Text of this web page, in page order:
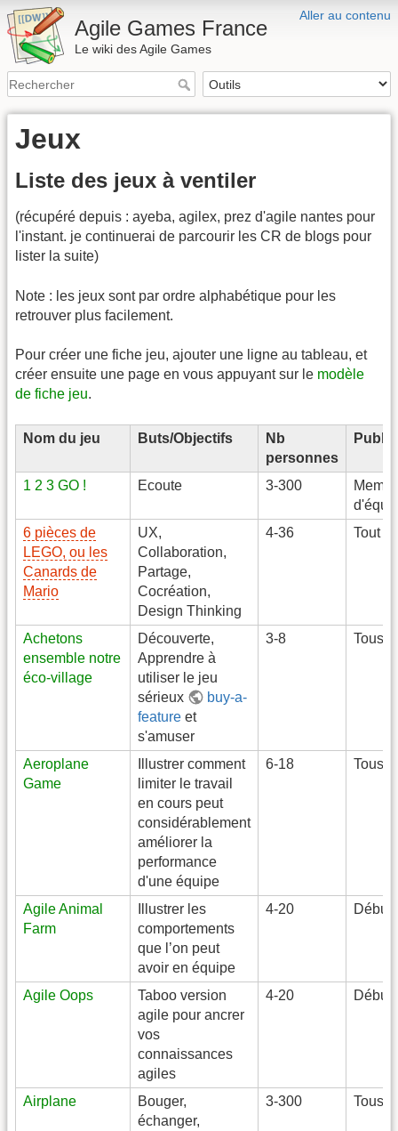
Aller au contenu
Agile Games France
Le wiki des Agile Games
Jeux
Liste des jeux à ventiler
(récupéré depuis : ayeba, agilex, prez d'agile nantes pour
l'instant. je continuerai de parcourir les CR de blogs pour
lister la suite)
Note : les jeux sont par ordre alphabétique pour les
retrouver plus facilement.
Pour créer une fiche jeu, ajouter une ligne au tableau, et
créer ensuite une page en vous appuyant sur le modèle
de fiche jeu.
Nom du jeu Buts/Objectifs
Nb
personnes
Public
1 2 3 GO ! Ecoute 3-300
6 pièces de
LEGO, ou les
Canards de
Mario
UX,
Collaboration,
Partage,
Cocréation,
Design Thinking
4-36 Tout
Achetons
ensemble notre
éco-village
Découverte,
Apprendre à
utiliser le jeu
sérieux
buy-a-
feature et
s'amuser
3-8 Tous
Aeroplane
Game
Illustrer comment
limiter le travail
en cours peut
considérablement
améliorer la
performance
d'une équipe
6-18 Tous
Agile Animal
Farm
Illustrer les
comportements
que l’on peut
avoir en équipe
4-20
Agile Oops
Taboo version
agile pour ancrer
vos
connaissances
agiles
4-20
Airplane
Bouger,
échanger,
3-300 Tous